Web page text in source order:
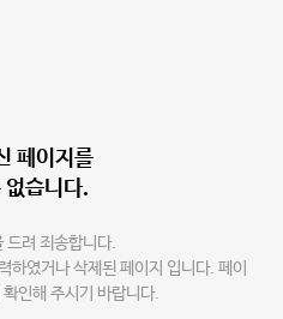
페이지를
없습니다.
드려 죄송합니다.
하였거나 삭제된 페이지 입니다. 페이
인해 주시기 바랍니다.